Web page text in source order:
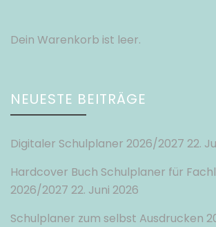
Dein Warenkorb ist leer.
NEUESTE BEITRÄGE
Digitaler Schulplaner 2026/2027 22.
Hardcover Buch Schulplaner für
2026/2027 22. Juni 2026
Schulplaner zum selbst Ausdrucken